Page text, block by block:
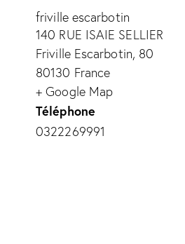
friville escarbotin
140 RUE ISAIE SELLIER
Friville Escarbotin, 80
80130 France
+ Google Map
Téléphone
0322269991